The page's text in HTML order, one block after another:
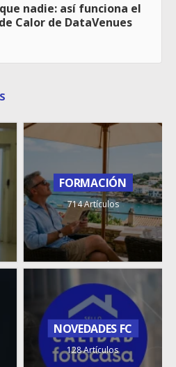
nadie: así funciona el
Calor de DataVenues
FORMACIÓN
714 Artículos
NOVEDADES FC
128 Artículos